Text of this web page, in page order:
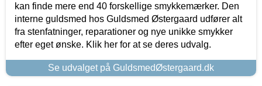
kan finde mere end 40 forskellige smykkemærker. Den
interne guldsmed hos Guldsmed Østergaard udfører alt
fra stenfatninger, reparationer og nye unikke smykker
efter eget ønske. Klik her for at se deres udvalg.
Se udvalget på GuldsmedØstergaard.dk